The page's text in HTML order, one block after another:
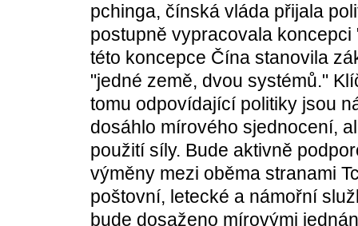
pchinga, čínská vláda přijala
postupně vypracovala
této koncepce Čína stanovila
"jedné země, dvou systémů."
tomu odpovídající politiky jsou
dosáhlo mírového sjednocení,
použití síly. Bude aktivně
výměny mezi oběma stranami
poštovní, letecké a námořní
bude dosaženo mírovými